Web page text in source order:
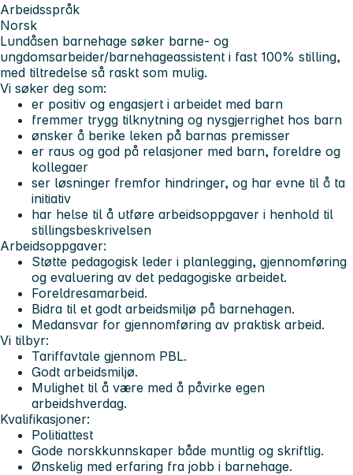
Arbeidsspråk
Norsk
Lundåsen barnehage søker barne- og
ungdomsarbeider/barnehageassistent i fast 100% stilling,
med tiltredelse så raskt som mulig.
Vi søker deg som:
er positiv og engasjert i arbeidet med barn
fremmer trygg tilknytning og nysgjerrighet hos barn
ønsker å berike leken på barnas premisser
er raus og god på relasjoner med barn, foreldre og
kollegaer
ser løsninger fremfor hindringer, og har evne til å ta
initiativ
har helse til å utføre arbeidsoppgaver i henhold til
stillingsbeskrivelsen
Arbeidsoppgaver:
Støtte pedagogisk leder i planlegging, gjennomføring
og evaluering av det pedagogiske arbeidet.
Foreldresamarbeid.
Bidra til et godt arbeidsmiljø på barnehagen.
Medansvar for gjennomføring av praktisk arbeid.
Vi tilbyr:
Tariffavtale gjennom PBL.
Godt arbeidsmiljø.
Mulighet til å være med å påvirke egen
arbeidshverdag.
Kvalifikasjoner:
Politiattest
Gode norskkunnskaper både muntlig og skriftlig.
Ønskelig med erfaring fra jobb i barnehage.